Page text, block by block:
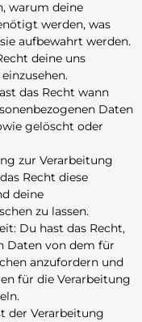
warum deine
werden, was
aufbewahrt werden.
deine uns
das Recht wann
Daten
gelöscht oder
zur Verarbeitung
Recht diese
deine
zu lassen.
Du hast das Recht,
Daten von dem für
anzufordern und
für die Verarbeitung
der Verarbeitung